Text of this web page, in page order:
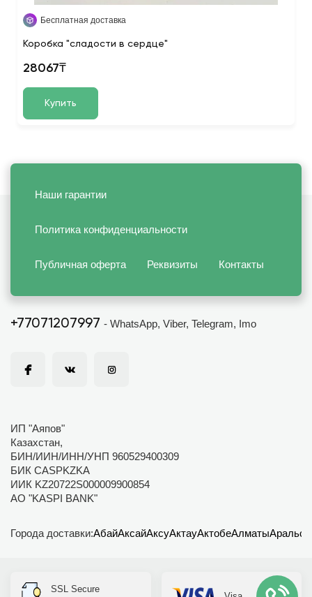
Бесплатная доставка
Коробка "сладости в сердце"
28067₸
Купить
Наши гарантии
Политика конфиденциальности
Публичная оферта Реквизиты Контакты
+77071207997 - WhatsApp, Viber, Telegram, Imo
ИП "Аяпов"
Казахстан,
БИН/ИИН/ИНН/УНП 960529400309
БИК CASPKZKA
ИИК KZ20722S000009900854
АО "KASPI BANK"
Города доставки:АбайАксайАксуАктауАктобеАлматыАральск
SSL Secure